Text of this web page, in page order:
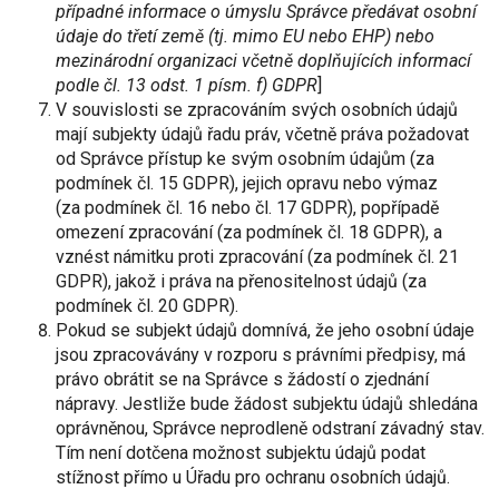
případné informace o úmyslu Správce předávat osobní
údaje do třetí země (tj. mimo EU nebo EHP) nebo
mezinárodní organizaci včetně doplňujících informací
podle čl. 13 odst. 1 písm. f) GDPR]
V souvislosti se zpracováním svých osobních údajů
mají subjekty údajů řadu práv, včetně práva požadovat
od Správce přístup ke svým osobním údajům (za
podmínek čl. 15 GDPR), jejich opravu nebo výmaz
(za podmínek čl. 16 nebo čl. 17 GDPR), popřípadě
omezení zpracování (za podmínek čl. 18 GDPR), a
vznést námitku proti zpracování (za podmínek čl. 21
GDPR), jakož i práva na přenositelnost údajů (za
podmínek čl. 20 GDPR).
Pokud se subjekt údajů domnívá, že jeho osobní údaje
jsou zpracovávány v rozporu s právními předpisy, má
právo obrátit se na Správce s žádostí o zjednání
nápravy. Jestliže bude žádost subjektu údajů shledána
oprávněnou, Správce neprodleně odstraní závadný stav.
Tím není dotčena možnost subjektu údajů podat
stížnost přímo u Úřadu pro ochranu osobních údajů.